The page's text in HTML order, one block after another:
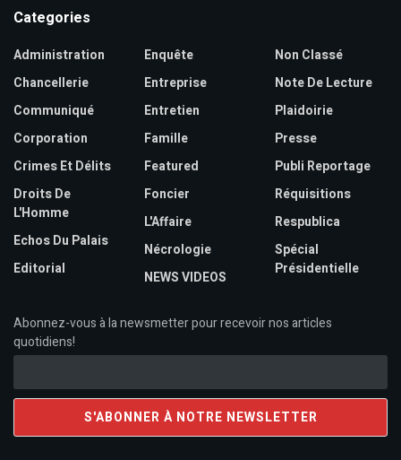
Categories
Administration
Chancellerie
Communiqué
Corporation
Crimes Et Délits
Droits De
L'Homme
Echos Du Palais
Editorial
Enquête
Entreprise
Entretien
Famille
Featured
Foncier
L'Affaire
Nécrologie
NEWS VIDEOS
Non Classé
Note De Lecture
Plaidoirie
Presse
Publi Reportage
Réquisitions
Respublica
Spécial
Présidentielle
Abonnez-vous à la newsmetter pour recevoir nos articles
quotidiens!